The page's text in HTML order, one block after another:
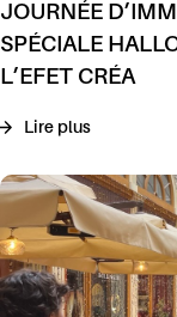
JOURNÉE
SPÉCIALE
L’EFET CRÉA
Lire plus